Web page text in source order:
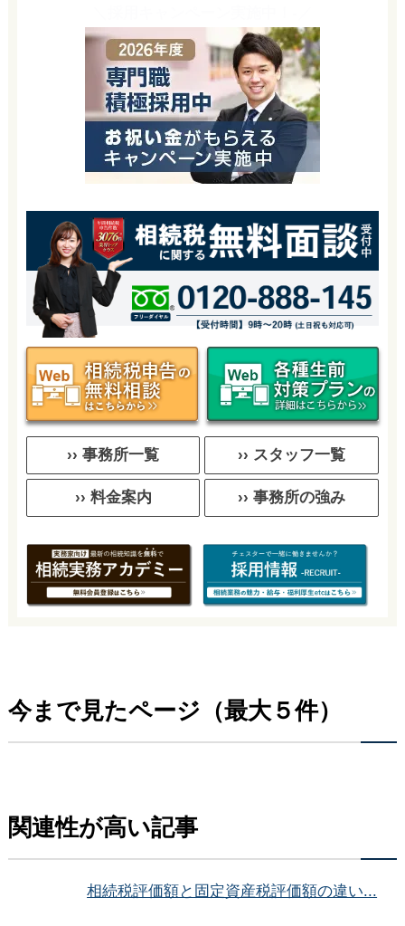
›› 事務所一覧 ›› スタッフ一覧
›› 料金案内 ›› 事務所の強み
今まで見たページ（最大５件）
関連性が高い記事
相続税評価額と固定資産税評価額の違い...